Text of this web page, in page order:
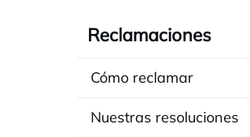
Reclamaciones
Cómo reclamar
Nuestras resoluciones